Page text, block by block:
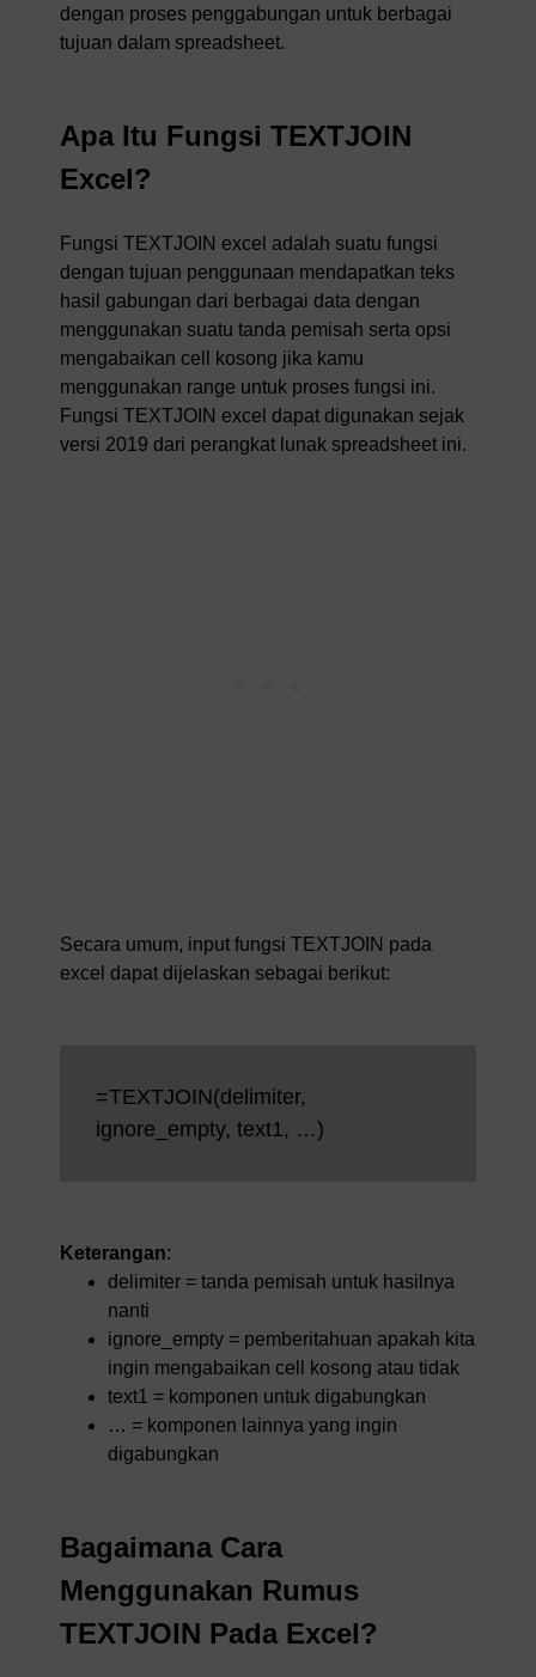
dengan proses penggabungan untuk berbagai
tujuan dalam spreadsheet.
Apa Itu Fungsi TEXTJOIN
Excel?
Fungsi TEXTJOIN excel adalah suatu fungsi
dengan tujuan penggunaan mendapatkan teks
hasil gabungan dari berbagai data dengan
menggunakan suatu tanda pemisah serta opsi
mengabaikan cell kosong jika kamu
menggunakan range untuk proses fungsi ini.
Fungsi TEXTJOIN excel dapat digunakan sejak
versi 2019 dari perangkat lunak spreadsheet ini.
Secara umum, input fungsi TEXTJOIN pada
excel dapat dijelaskan sebagai berikut:
=TEXTJOIN(delimiter,
ignore_empty, text1, …)
Keterangan:
delimiter = tanda pemisah untuk hasilnya
nanti
ignore_empty = pemberitahuan apakah kita
ingin mengabaikan cell kosong atau tidak
text1 = komponen untuk digabungkan
… = komponen lainnya yang ingin
digabungkan
Bagaimana Cara
Menggunakan Rumus
TEXTJOIN Pada Excel?